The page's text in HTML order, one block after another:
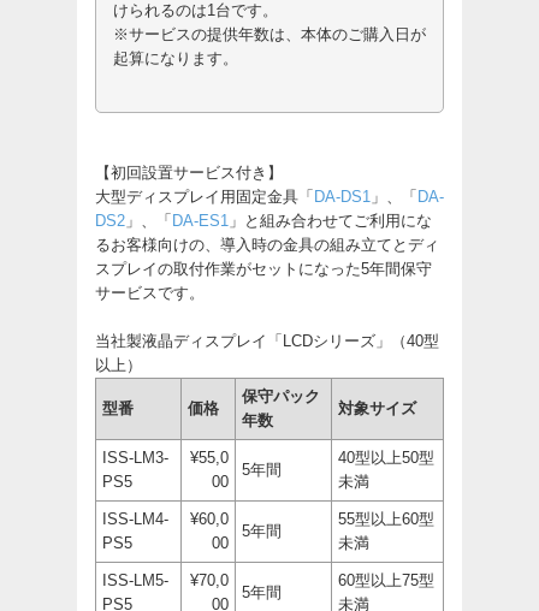
けられるのは1台です。
※サービスの提供年数は、本体のご購入日が
起算になります。
【初回設置サービス付き】
大型ディスプレイ用固定金具「 DA-DS1 」、「 DA-
DS2 」、「 DA-ES1 」と組み合わせてご利用にな
るお客様向けの、導入時の金具の組み立てとディ
スプレイの取付作業がセットになった5年間保守
サービスです。
当社製液晶ディスプレイ「LCDシリーズ」（40型
以上）
型番 価格
保守パック
年数
対象サイズ
ISS-LM3-
PS5
¥55,0
00
5年間
40型以上50型
未満
ISS-LM4-
PS5
¥60,0
00
5年間
55型以上60型
未満
ISS-LM5-
PS5
¥70,0
00
5年間
60型以上75型
未満